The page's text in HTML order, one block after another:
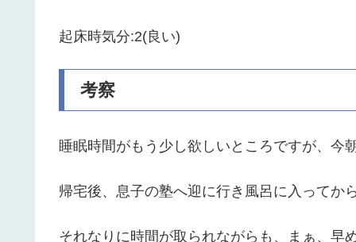
起床時気分:2(良い)
考察
睡眠時間がもう少し欲しいところですが、今
帰宅後、息子の塾へ迎に行き風呂に入ってか
それなりに時間が取られながらも、まぁ、早